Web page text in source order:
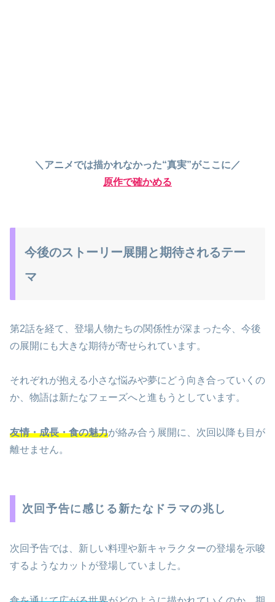
＼アニメでは描かれなかった“真実”がここに／
原作で確かめる
今後のストーリー展開と期待されるテー
マ
第2話を経て、登場人物たちの関係性が深まった今、今後
の展開にも大きな期待が寄せられています。
それぞれが抱える小さな悩みや夢にどう向き合っていくの
か、物語は新たなフェーズへと進もうとしています。
友情・成長・食の魅力が絡み合う展開に、次回以降も目が
離せません。
次回予告に感じる新たなドラマの兆し
次回予告では、新しい料理や新キャラクターの登場を示唆
するようなカットが登場していました。